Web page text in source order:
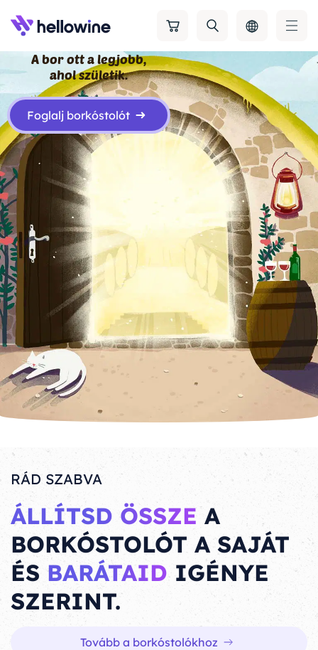
A bor ott a legjobb,
ahol születik.
Foglalj borkóstolót
RÁD SZABVA
ÁLLÍTSD ÖSSZEA
BORKÓSTOLÓT A SAJÁT
ÉS BARÁTAIDIGÉNYE
SZERINT.
Tovább a borkóstolókhoz